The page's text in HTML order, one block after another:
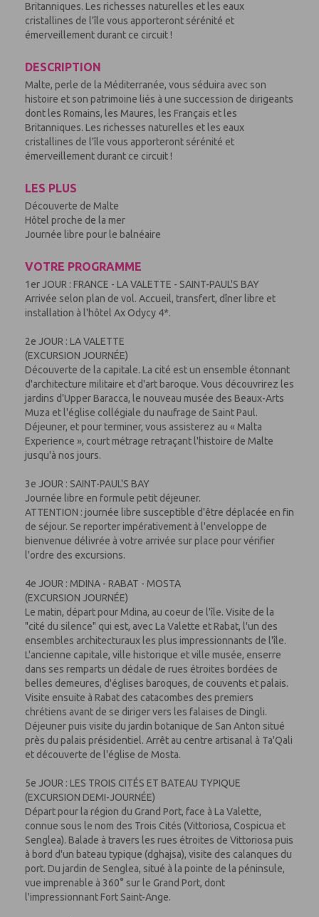
Britanniques. Les richesses naturelles et les eaux
cristallines de l'île vous apporteront sérénité et
émerveillement durant ce circuit !
DESCRIPTION
Malte, perle de la Méditerranée, vous séduira avec son
histoire et son patrimoine liés à une succession de dirigeants
dont les Romains, les Maures, les Français et les
Britanniques. Les richesses naturelles et les eaux
cristallines de l'île vous apporteront sérénité et
émerveillement durant ce circuit !
LES PLUS
Découverte de Malte
Hôtel proche de la mer
Journée libre pour le balnéaire
VOTRE PROGRAMME
1er JOUR : FRANCE - LA VALETTE - SAINT-PAUL'S BAY
Arrivée selon plan de vol. Accueil, transfert, dîner libre et
installation à l'hôtel Ax Odycy 4*.
2e JOUR : LA VALETTE
(EXCURSION JOURNÉE)
Découverte de la capitale. La cité est un ensemble étonnant
d'architecture militaire et d'art baroque. Vous découvrirez les
jar­dins d'Upper Baracca, le nouveau musée des Beaux-Arts
Muza et l'église collégiale du naufrage de Saint Paul.
Déjeuner, et pour terminer, vous assisterez au « Malta
Experience », court métrage retraçant l'histoire de Malte
jusqu'à nos jours.
3e JOUR : SAINT-PAUL'S BAY
Journée libre en formule petit déjeuner.
ATTENTION : journée libre susceptible d'être déplacée en fin
de séjour. Se reporter impérativement à l'enveloppe de
bienvenue délivrée à votre arrivée sur place pour vérifier
l'ordre des excursions.
4e JOUR : MDINA - RABAT - MOSTA
(EXCURSION JOURNÉE)
Le matin, départ pour Mdina, au coeur de l'île. Visite de la
"cité du silence" qui est, avec La Valette et Rabat, l'un des
ensembles architecturaux les plus impressionnants de l'île.
L'ancienne capitale, ville historique et ville musée, enserre
dans ses remparts un dédale de rues étroites bordées de
belles demeures, d'églises baroques, de couvents et palais.
Visite ensuite à Rabat des catacombes des premiers
chrétiens avant de se diriger vers les falaises de Dingli.
Déjeuner puis visite du jardin botanique de San Anton situé
près du palais présidentiel. Arrêt au centre artisanal à Ta'Qali
et découverte de l'église de Mosta.
5e JOUR : LES TROIS CITÉS ET BATEAU TYPIQUE
(EXCURSION DEMI-JOURNÉE)
Départ pour la région du Grand Port, face à La Valette,
connue sous le nom des Trois Cités (Vittoriosa, Cospicua et
Senglea). Balade à travers les rues étroites de Vittoriosa puis
à bord d'un bateau typique (dghajsa), visite des calanques du
port. Du jardin de Senglea, situé à la pointe de la péninsule,
vue imprenable à 360° sur le Grand Port, dont
l'impressionnant Fort Saint-Ange.